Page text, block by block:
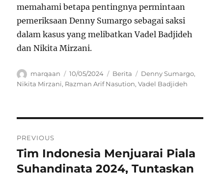
memahami betapa pentingnya permintaan
pemeriksaan Denny Sumargo sebagai saksi
dalam kasus yang melibatkan Vadel Badjideh
dan Nikita Mirzani.
Author
marqaan
Posted
on
10/05/2024 Categories
Berita Tags
Denny Sumargo,
Nikita Mirzani, Razman Arif Nasution,Vadel Badjideh
pos
PREVIOUS
Previous
post:
Tim Indonesia Menjuarai Piala
Suhandinata 2024, Tuntaskan